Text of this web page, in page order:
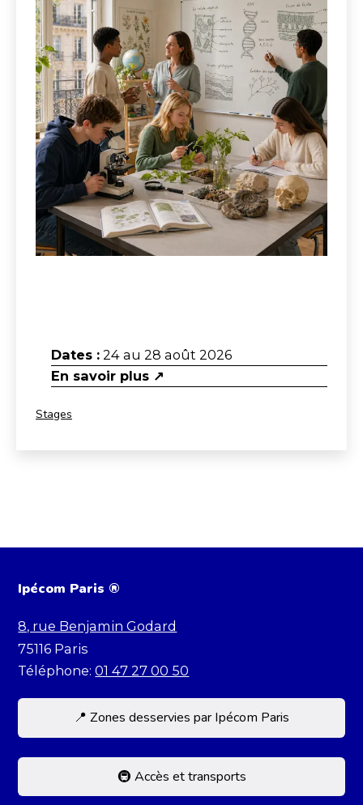
Dates : 24 au 28 août 2026
En savoir plus ↗
Catégorisé
Stages
Ipécom Paris ®
8, rue Benjamin Godard
75116 Paris
Téléphone:01 47 27 00 50
📍 Zones desservies par Ipécom Paris
élèves de toute la capitale et d’Île-de-France.
🚇 Accès et transports